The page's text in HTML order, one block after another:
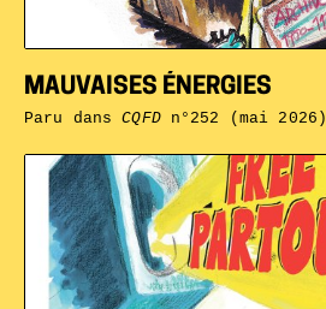
MAUVAISES ÉNERGIES
Paru dansCQFDn°252 (mai 2026)